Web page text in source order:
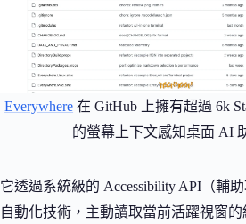
Everywhere 在 GitHub 上擁有超過 6k
的螢幕上下文感知桌面 AI
它透過系統級的 Accessibility API（輔
自動化技術，主動讀取當前活躍視窗